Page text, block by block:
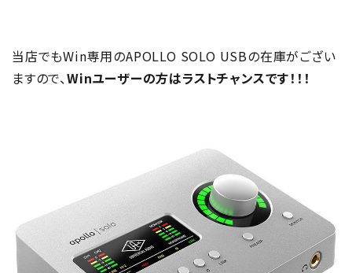
当店でもWin専用のAPOLLO SOLO USBの在庫がござい
ますので、Winユーザーの方はラストチャンスです！！！